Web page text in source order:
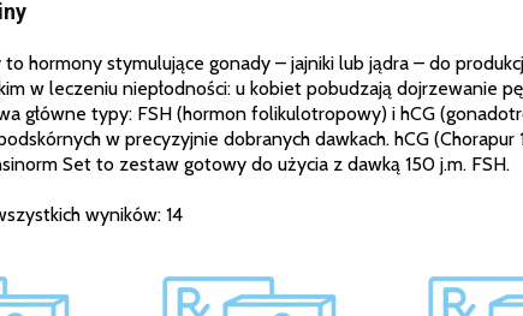
hormony stymulujące gonady – jajniki lub jądra – do
w leczeniu niepłodności: u kobiet pobudzają dojrzewanie
główne typy: FSH (hormon folikulotropowy) i hCG
w precyzyjnie dobranych dawkach. hCG
Set to zestaw gotowy do użycia z dawką 150 j.m. FSH.
wyników: 14